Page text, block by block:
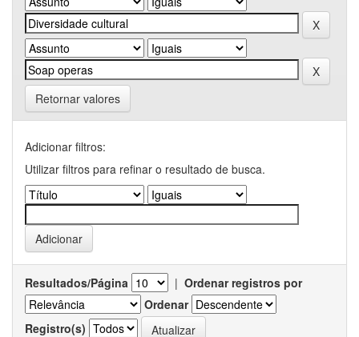
Retornar valores
Adicionar filtros:
Utilizar filtros para refinar o resultado de busca.
Resultados/Página | Ordenar registros por
Ordenar
Registro(s)